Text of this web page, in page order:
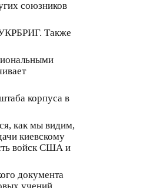
союзников
Также
корпуса в
как мы видим,
киевскому
войск США и
документа